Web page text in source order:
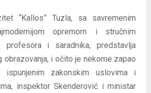
“Kallos” Tuzla, sa savremenim
opremom i stručnim
i saradnika, predstavlja
obrazovanja, i očito je nekome zapao
ispunjenim zakonskim uslovima i
inspektor Skenderović i ministar